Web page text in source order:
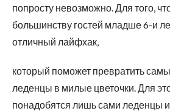
попросту невозможно. Для того,
большинству гостей младше 6-и
отличный лайфхак,
который поможет превратить
леденцы в милые цветочки. Для
понадобятся лишь сами леденцы и